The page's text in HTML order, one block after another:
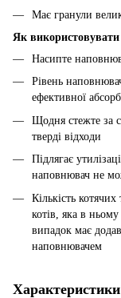
Має гранули
Як використовувати
Насипте
Рівень
ефективної
Щодня стежте за
тверді відходи
Підлягає
наповнювач не
Кількість котячих
котів, яка в ньому
випадок має
наповнювачем
Характеристики